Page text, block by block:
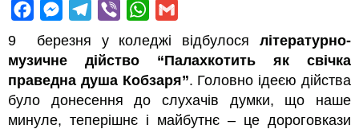
e
b
o
M
s
e
n
l
e
g
r
e
r
W
a
t
s
i
l
9 березня у коледжі відбулося літературно-
музичне дійство “Палахкотить як свічка
праведна душа Кобзаря”. Головно ідеєю дійства
було донесення до слухачів думки, що наше
минуле, теперішнє і майбутнє – це дороговкази